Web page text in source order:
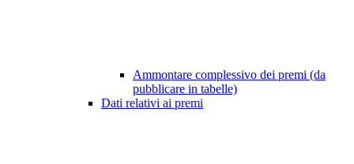
Ammontare complessivo dei premi (da
pubblicare in tabelle)
Dati relativi ai premi